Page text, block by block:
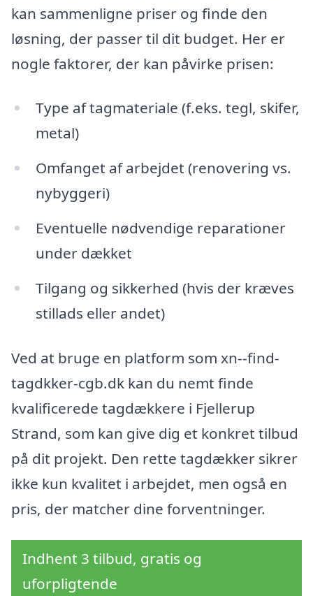
kan sammenligne priser og finde den
løsning, der passer til dit budget. Her er
nogle faktorer, der kan påvirke prisen:
Type af tagmateriale (f.eks. tegl, skifer,
metal)
Omfanget af arbejdet (renovering vs.
nybyggeri)
Eventuelle nødvendige reparationer
under dækket
Tilgang og sikkerhed (hvis der kræves
stillads eller andet)
Ved at bruge en platform som xn--find-
tagdkker-cgb.dk kan du nemt finde
kvalificerede tagdækkere i Fjellerup
Strand, som kan give dig et konkret tilbud
på dit projekt. Den rette tagdækker sikrer
ikke kun kvalitet i arbejdet, men også en
pris, der matcher dine forventninger.
Indhent 3 tilbud, gratis og
uforpligtende